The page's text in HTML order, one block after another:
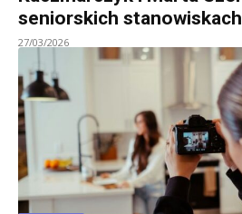
seniorskich stanowiskach
27/03/2026